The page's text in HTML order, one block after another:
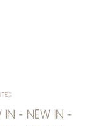
IN - NEW IN -